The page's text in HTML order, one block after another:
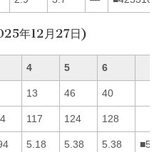
年12月27日)
4 5 6
13 46 40
117 124 128
5.18 5.38 5.38